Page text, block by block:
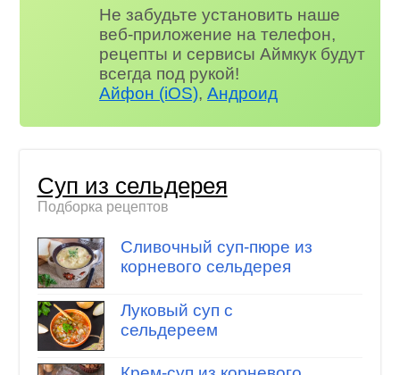
Не забудьте установить наше
веб-приложение на телефон,
рецепты и сервисы Аймкук будут
всегда под рукой!
Айфон (iOS),Андроид
Суп из сельдерея
Подборка рецептов
Сливочный суп-пюре из
корневого сельдерея
Луковый суп с
сельдереем